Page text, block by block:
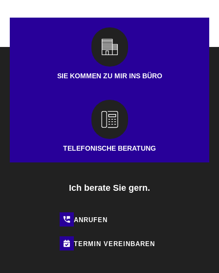
SIE KOMMEN ZU MIR INS BÜRO
TELEFONISCHE BERATUNG
Ich berate Sie gern.
ANRUFEN
TERMIN VEREINBAREN